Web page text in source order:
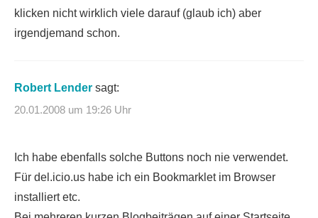
klicken nicht wirklich viele darauf (glaub ich) aber
irgendjemand schon.
Robert Lender sagt:
20.01.2008 um 19:26 Uhr
Ich habe ebenfalls solche Buttons noch nie verwendet.
Für del.icio.us habe ich ein Bookmarklet im Browser
installiert etc.